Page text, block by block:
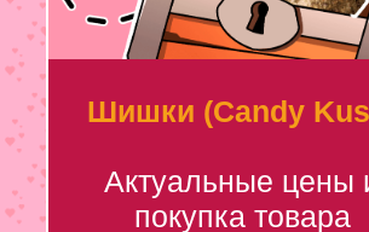
Шишки (Candy
Актуальные цены
покупка товара